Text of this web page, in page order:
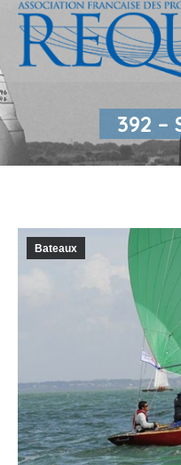
392 –
Bateaux